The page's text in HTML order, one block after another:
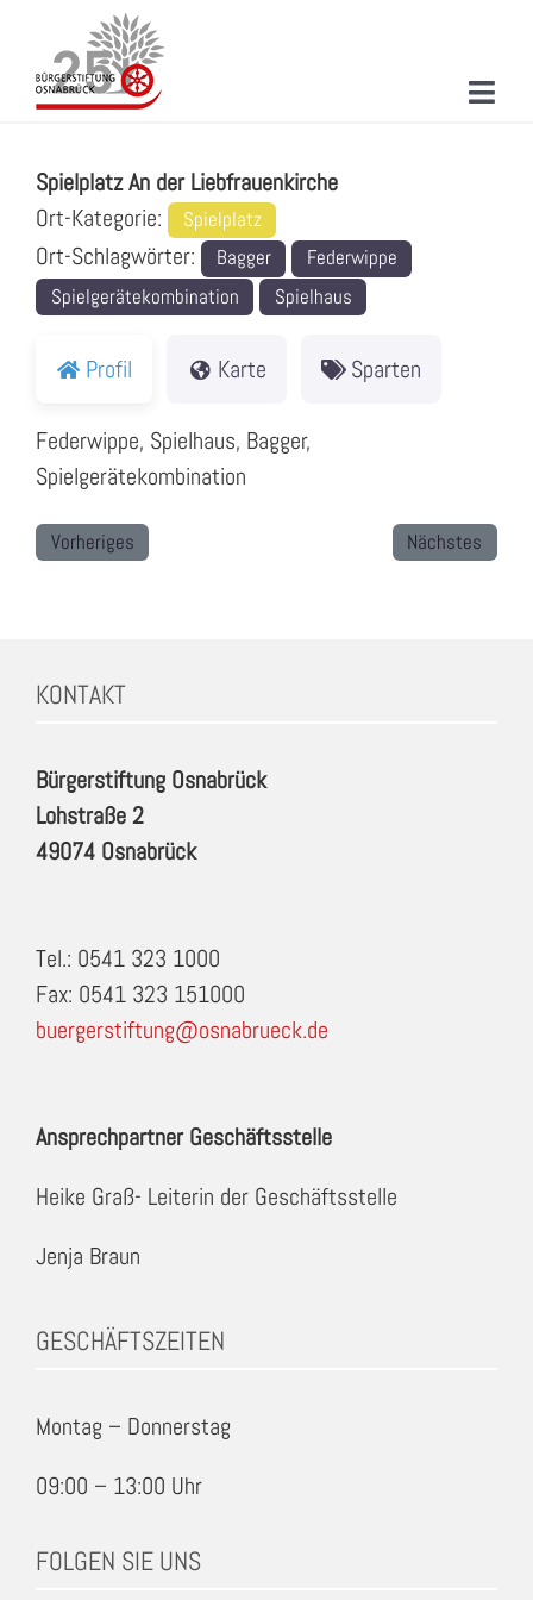
springen
PROJEKTE & AKTIONEN
VERANSTALTUNGEN
Spielplatz An der Liebfrauenkirche
Ort-Kategorie:
Spielplatz
Ort-Schlagwörter: Bagger
Federwippe
Spielgerätekombination
Spielhaus
Profil Karte Sparten
Federwippe, Spielhaus, Bagger,
Spielgerätekombination
Vorheriges Nächstes
KONTAKT
Bürgerstiftung Osnabrück
Lohstraße 2
49074 Osnabrück
Tel.: 0541 323 1000
Fax: 0541 323 151000
buergerstiftung@osnabrueck.de
Ansprechpartner Geschäftsstelle
Heike Graß- Leiterin der Geschäftsstelle
Jenja Braun
GESCHÄFTSZEITEN
Montag – Donnerstag
09:00 – 13:00 Uhr
FOLGEN SIE UNS